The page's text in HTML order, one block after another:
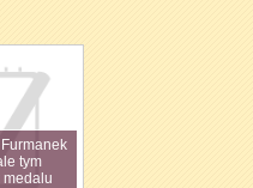
tym
medalu